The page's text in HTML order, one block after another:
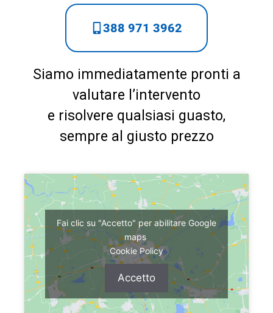
388 971 3962
Siamo immediatamente pronti a
valutare l’intervento
e risolvere qualsiasi guasto,
sempre al giusto prezzo
Fai clic su "Accetto" per abilitare Google
maps
Cookie Policy
Accetto